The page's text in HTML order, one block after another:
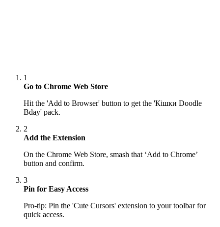
1
Go to Chrome Web Store
Hit the 'Add to Browser' button to get the 'Кішки Doodle
Bday' pack.
2
Add the Extension
On the Chrome Web Store, smash that ‘Add to Chrome’
button and confirm.
3
Pin for Easy Access
Pro-tip: Pin the 'Cute Cursors' extension to your toolbar for
quick access.